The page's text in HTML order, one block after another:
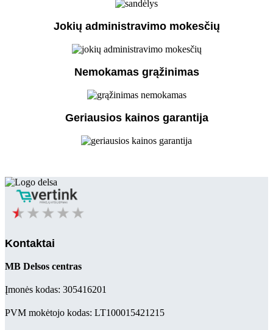
Jokių administravimo mokesčių
Nemokamas grąžinimas
Geriausios kainos garantija
Kontaktai
MB Delsos centras
Įmonės kodas: 305416201
PVM mokėtojo kodas: LT100015421215